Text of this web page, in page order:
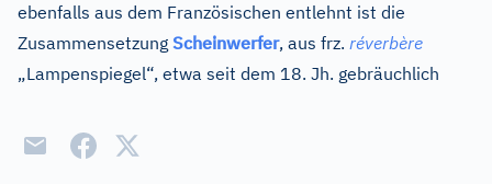
ebenfalls aus dem Französischen entlehnt ist die
Zusammensetzung Scheinwerfer, aus frz. réverbère
„Lampenspiegel“, etwa seit dem 18. Jh. gebräuchlich